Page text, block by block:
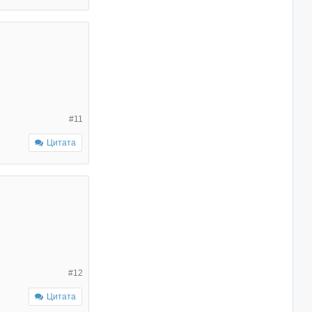
#11
Цитата
#12
Цитата